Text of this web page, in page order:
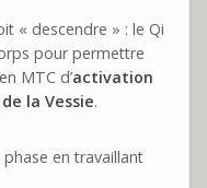
« descendre » : le Qi
pour permettre
MTC d’activation
la Vessie.
en travaillant